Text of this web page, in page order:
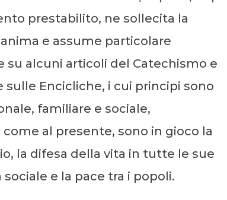
prestabilito, ne sollecita la
e assume particolare
su alcuni articoli del Catechismo e
sulle Encicliche, i cui principi sono
familiare e sociale,
al presente, sono in gioco la
la difesa della vita in tutte le sue
e la pace tra i popoli.